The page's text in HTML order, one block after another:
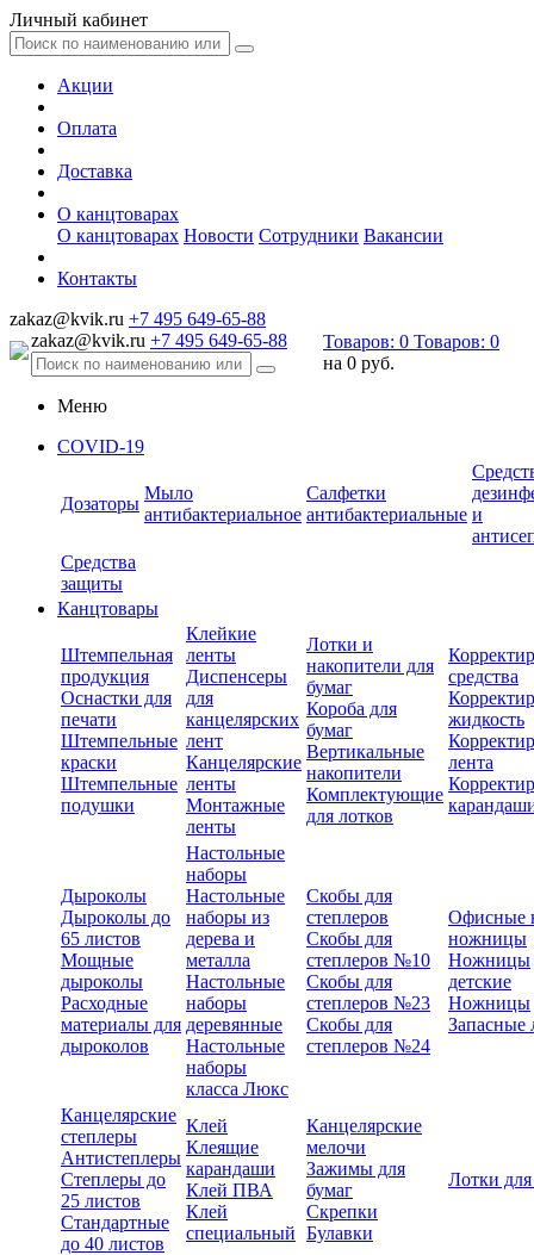
Личный кабинет
Акции
Оплата
Доставка
О канцтоварах
О канцтоварах Новости Сотрудники Вакансии
Контакты
zakaz@kvik.ru +7 495 649-65-88
zakaz@kvik.ru +7 495 649-65-88 Товаров: 0 Товаров: 0
на 0 руб.
Меню
COVID-19
Дозаторы
Мыло
антибактериальное
Салфетки
антибактериальные и
Средства
защиты
Канцтовары
Штемпельная
продукция
Оснастки для
печати
Штемпельные
краски
Штемпельные
подушки
Клейкие
ленты
Диспенсеры
для
канцелярских
лент
Канцелярские
ленты
Монтажные
ленты
Лотки и
накопители для
бумаг
Короба для
бумаг
Вертикальные
накопители
Комплектующие
для лотков
средства
жидкость
лента
Дыроколы
Дыроколы до
65 листов
Мощные
дыроколы
Расходные
материалы для
дыроколов
Настольные
наборы
Настольные
наборы из
дерева и
металла
Настольные
наборы
деревянные
Настольные
наборы
класса Люкс
Скобы для
степлеров
Скобы для
степлеров №10
Скобы для
степлеров №23
Скобы для
степлеров №24
Офисные
ножницы
Ножницы
детские
Ножницы
Запасные
Канцелярские
степлеры
Антистеплеры
Степлеры до
25 листов
Стандартные
до 40 листов
Клей
Клеящие
карандаши
Клей ПВА
Клей
специальный
Канцелярские
мелочи
Зажимы для
бумаг
Скрепки
Булавки
Лотки